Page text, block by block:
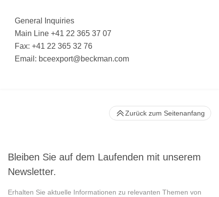
General Inquiries
Main Line +41 22 365 37 07
Fax: +41 22 365 32 76
Email: bceexport@beckman.com
Bleiben Sie auf dem Laufenden mit unserem
Newsletter.
Erhalten Sie aktuelle Informationen zu relevanten Themen von
Zurück zum Seitenanfang